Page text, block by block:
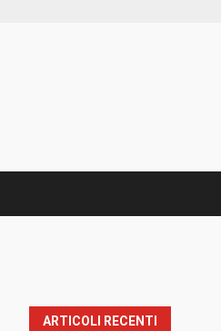
ARTICOLI RECENTI